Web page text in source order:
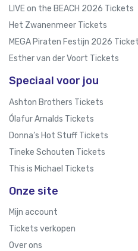
LIVE on the BEACH 2026 Tickets
Het Zwanenmeer Tickets
MEGA Piraten Festijn 2026
Esther van der Voort Tickets
Speciaal voor jou
Ashton Brothers Tickets
Ólafur Arnalds Tickets
Donna’s Hot Stuff Tickets
Tineke Schouten Tickets
This is Michael Tickets
Onze site
Mijn account
Tickets verkopen
Over ons